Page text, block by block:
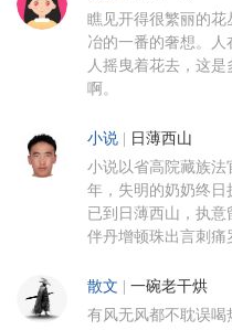
瞧见开得很繁丽的
冶的一番的奢想。人
人摇曳着花去，这
啊。
小说 日薄西山
小说以省高院藏族法
年，失明的奶奶终日
已到日薄西山，执
伴丹增顿珠出言刺痛
散文 一碗老干烘
有风无风都不耽误喝